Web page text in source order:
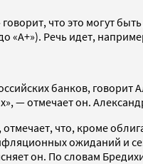
что это могут
«А+»). Речь идет,
банков, говорит
— отмечает он.
что, кроме
ожиданий и
он. По словам